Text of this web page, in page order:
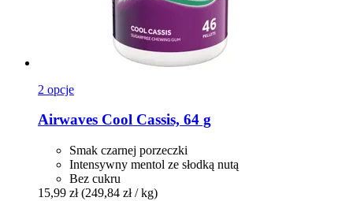
2 opcje
Airwaves Cool Cassis, 64 g
Smak czarnej porzeczki
Intensywny mentol ze słodką nutą
Bez cukru
15,99 zł (249,84 zł / kg)